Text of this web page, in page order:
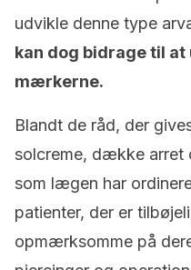
udvikle denne type
kan dog bidrage til
mærkerne.
Blandt de råd, der
solcreme, dække arret
som lægen har
patienter, der er
opmærksomme på